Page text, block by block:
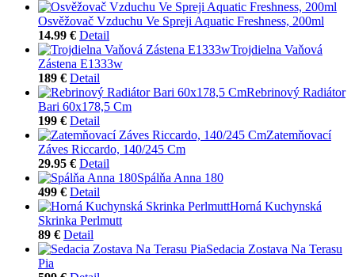
Osvěžovač Vzduchu Ve Spreji Aquatic Freshness, 200ml
14.99 € Detail
Trojdielna Vaňová
Zástena E1333w
189 € Detail
Rebrinový Radiátor
Bari 60x178,5 Cm
199 € Detail
Zatemňovací
Záves Riccardo, 140/245 Cm
29.95 € Detail
Spálňa Anna 180
499 € Detail
Horná Kuchynská
Skrinka Perlmutt
89 € Detail
Sedacia Zostava Na Terasu
Pia